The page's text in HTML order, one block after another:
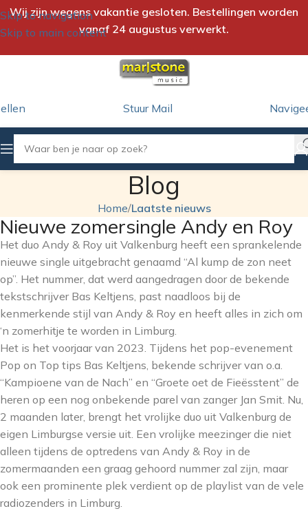
Skip to navigation
Skip to main content
Wij zijn wegens vakantie gesloten. Bestellingen worden
vanaf 24 augustus verwerkt.
Stuur Mail
Blog
Home/Laatste nieuws
Nieuwe zomersingle Andy en Roy
Het duo Andy & Roy uit Valkenburg heeft een sprankelende
nieuwe single uitgebracht genaamd “Al kump de zon neet
op”. Het nummer, dat werd aangedragen door de bekende
tekstschrijver Bas Keltjens, past naadloos bij de
kenmerkende stijl van Andy & Roy en heeft alles in zich om
‘n zomerhitje te worden in Limburg.
Het is het voorjaar van 2023. Tijdens het pop-evenement
Pop on Top tips Bas Keltjens, bekende schrijver van o.a.
“Kampioene van de Nach” en “Groete oet de Fieësstent” de
heren op een nog onbekende parel van zanger Jan Smit. Nu,
2 maanden later, brengt het vrolijke duo uit Valkenburg de
eigen Limburgse versie uit. Een vrolijke meezinger die niet
alleen tijdens de optredens van Andy & Roy in de
zomermaanden een graag gehoord nummer zal zijn, maar
ook een prominente plek verdient op de playlist van de vele
radiozenders in Limburg.